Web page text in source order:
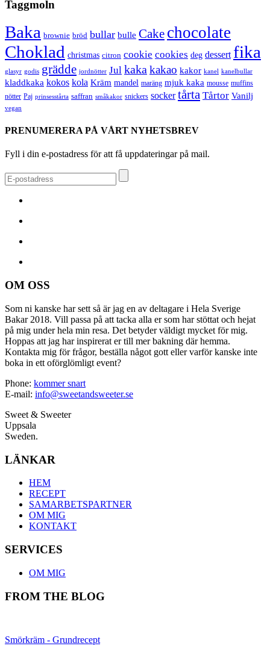
Taggmoln
Baka brownie bröd bullar bulle Cake chocolate
Choklad christmas citron cookie cookies deg dessert fika
glasyr godis grädde jordnötter Jul kaka kakao kakor kanel kanelbullar
kladdkaka kokos kola Kräm mandel maräng mjuk kaka mousse muffins
nötter Paj prinsesstårta saffran småkakor snickers socker tårta Tårtor Vanilj
vegan
PRENUMERERA PÅ VÅRT NYHETSBREV
Fyll i din e-postadress för att få uppdateringar på mail.
OM OSS
Som ni kanske har sett så är jag en av deltagare i Hela Sverige
Bakar 2018. Vill passa på att tacka alla er som har stöttat och hejat
på mig under hela min resa. Det betyder väldigt mycket för mig.
Hoppas att jag har inspirerat er till mer bakning där hemma.
Kontakta mig för frågor, beställa något gott eller varför kanske inte
boka in ett oförglömligt event?
Phone: kommer snart
E-mail: info@sweetandsweeter.se
Sweet & Sweeter
Uppsala
Sweden.
LÄNKAR
HEM
RECEPT
SAMARBETSPARTNER
OM MIG
KONTAKT
SERVICES
OM MIG
FROM THE BLOG
Smörkräm - Grundrecept